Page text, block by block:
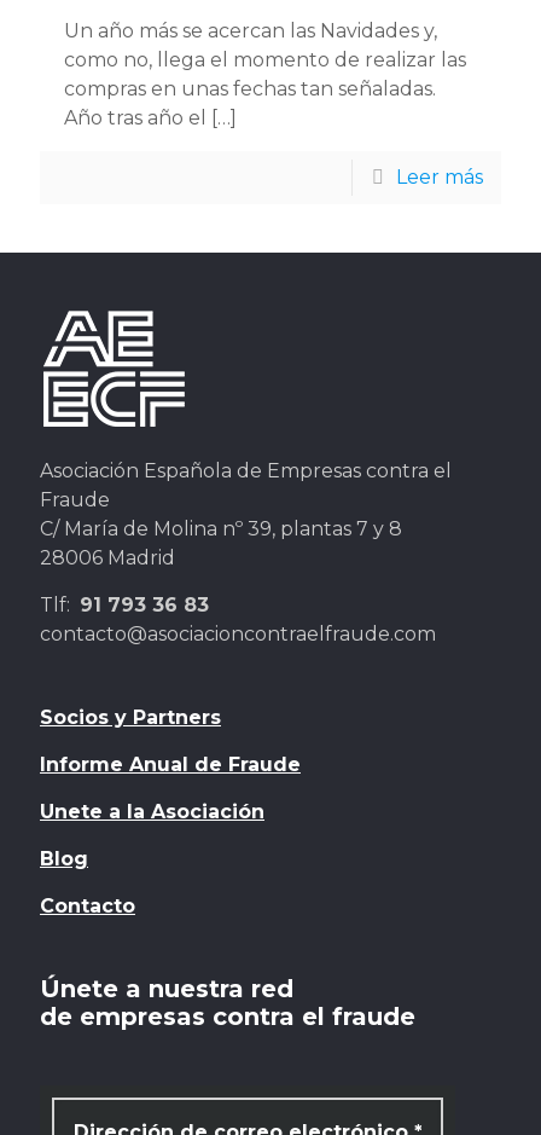
Un año más se acercan las Navidades y,
como no, llega el momento de realizar las
compras en unas fechas tan señaladas.
Año tras año el
[…]
Leer más
Asociación Española de Empresas contra el
Fraude
C/ María de Molina nº 39, plantas 7 y 8
28006 Madrid
Tlf: 91 793 36 83
contacto@asociacioncontraelfraude.com
Socios y Partners
Informe Anual de Fraude
Unete a la Asociación
Blog
Contacto
Únete a nuestra red
de empresas contra el fraude